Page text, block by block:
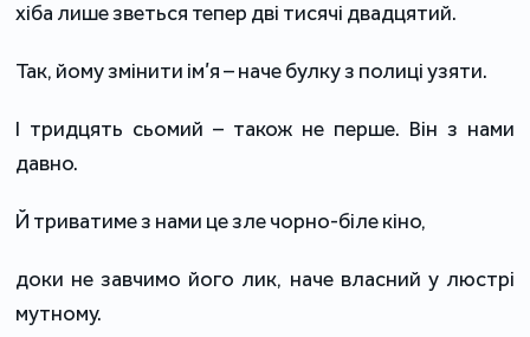
хіба лише зветься тепер дві тисячі двадцятий.
Так, йому змінити ім’я – наче булку з полиці узяти.
І тридцять сьомий – також не перше. Він з нами
давно.
Й триватиме з нами це зле чорно-біле кіно,
доки не завчимо його лик, наче власний у люстрі
мутному.